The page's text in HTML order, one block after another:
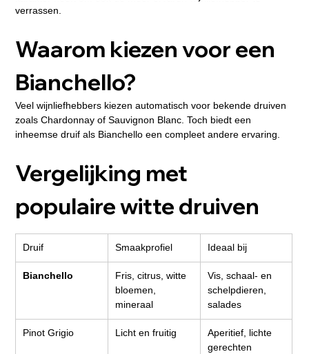
verrassen.
Waarom kiezen voor een
Bianchello?
Veel wijnliefhebbers kiezen automatisch voor bekende druiven
zoals Chardonnay of Sauvignon Blanc. Toch biedt een
inheemse druif als Bianchello een compleet andere ervaring.
Vergelijking met
populaire witte druiven
Druif Smaakprofiel Ideaal bij
Bianchello
Fris, citrus, witte
bloemen,
mineraal
Vis, schaal- en
schelpdieren,
salades
Pinot Grigio Licht en fruitig
Aperitief, lichte
gerechten